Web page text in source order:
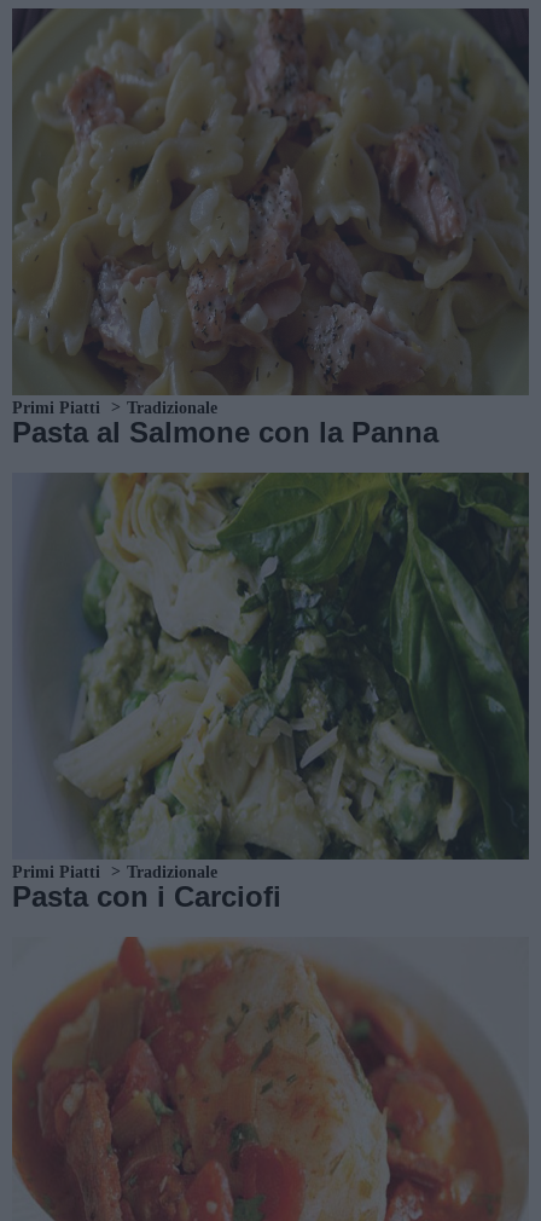
Primi Piatti Tradizionale
Pasta al Salmone con la Panna
Primi Piatti Tradizionale
Pasta con i Carciofi